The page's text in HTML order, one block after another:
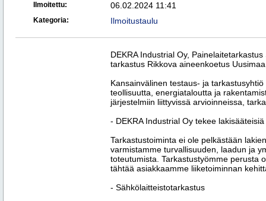
Ilmoitettu: 06.02.2024 11:41
Kategoria: Ilmoitustaulu
DEKRA Industrial Oy,
tarkastus Rikkova aineenkoetus Uusimaa
Kansainvälinen testaus- ja
teollisuutta, energiataloutta ja
järjestelmiin liittyvissä arvioinneissa,
- DEKRA Industrial Oy tekee
Tarkastustoiminta ei ole pelkästään
varmistamme turvallisuuden, laadun ja
toteutumista. Tarkastustyömme perusta
tähtää asiakkaamme liiketoiminnan
- Sähkölaitteistotarkastus